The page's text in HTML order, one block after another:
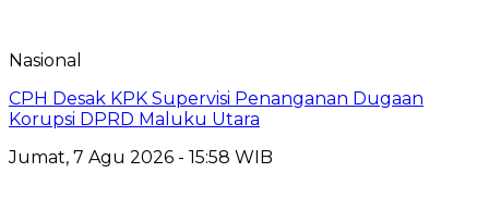
Nasional
CPH Desak KPK Supervisi Penanganan Dugaan
Korupsi DPRD Maluku Utara
Jumat, 7 Agu 2026 - 15:58 WIB